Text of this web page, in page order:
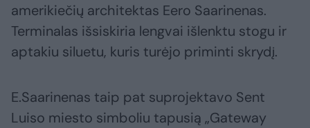
amerikiečių architektas Eero Saarinenas.
Terminalas išsiskiria lengvai išlenktu stogu ir
aptakiu siluetu, kuris turėjo priminti skrydį.
E.Saarinenas taip pat suprojektavo Sent
Luiso miesto simboliu tapusią „Gateway